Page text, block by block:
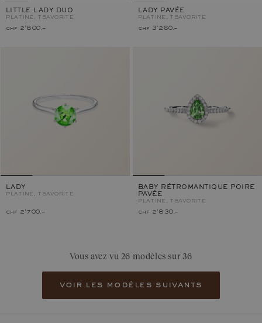
LITTLE LADY DUO
PLATINE, TSAVORITE
chf 2'800.–
LADY PAVÉE
PLATINE, TSAVORITE
chf 3'260.–
LADY
PLATINE, TSAVORITE
chf 2'700.–
BABY RÉTROMANTIQUE POIRE
PAVÉE
PLATINE, TSAVORITE
chf 2'830.–
Vous avez vu 26 modèles sur 36
voir les modèles suivants